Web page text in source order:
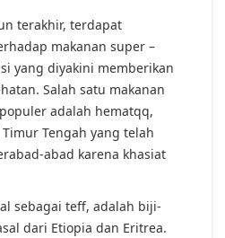
terakhir, terdapat
makanan super –
yang diyakini memberikan
Salah satu makanan
adalah hematqq,
Tengah yang telah
abad karena khasiat
sebagai teff, adalah biji-
dari Etiopia dan Eritrea.